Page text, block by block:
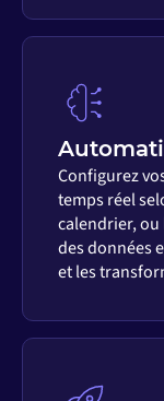
Configurez
temps réel
calendrier, ou
des données
et les